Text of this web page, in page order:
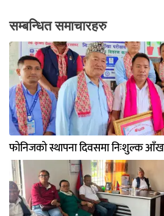
सम्बन्धित समाचारहरु
फोनिजको स्थापना दिवसमा निःशुल्क